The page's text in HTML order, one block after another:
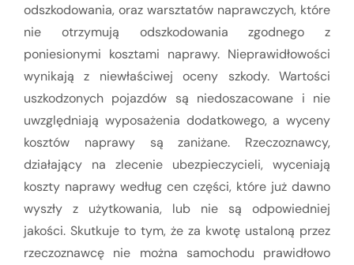
odszkodowania, oraz warsztatów naprawczych, które
nie otrzymują odszkodowania zgodnego z
poniesionymi kosztami naprawy. Nieprawidłowości
wynikają z niewłaściwej oceny szkody. Wartości
uszkodzonych pojazdów są niedoszacowane i nie
uwzględniają wyposażenia dodatkowego, a wyceny
kosztów naprawy są zaniżane. Rzeczoznawcy,
działający na zlecenie ubezpieczycieli, wyceniają
koszty naprawy według cen części, które już dawno
wyszły z użytkowania, lub nie są odpowiedniej
jakości. Skutkuje to tym, że za kwotę ustaloną przez
rzeczoznawcę nie można samochodu prawidłowo